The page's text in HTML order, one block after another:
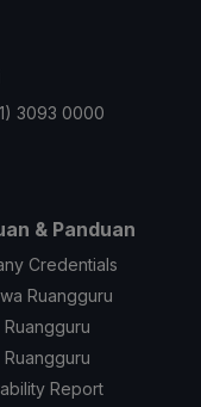
3093 0000
& Panduan
Credentials
Ruangguru
Ruangguru
Report